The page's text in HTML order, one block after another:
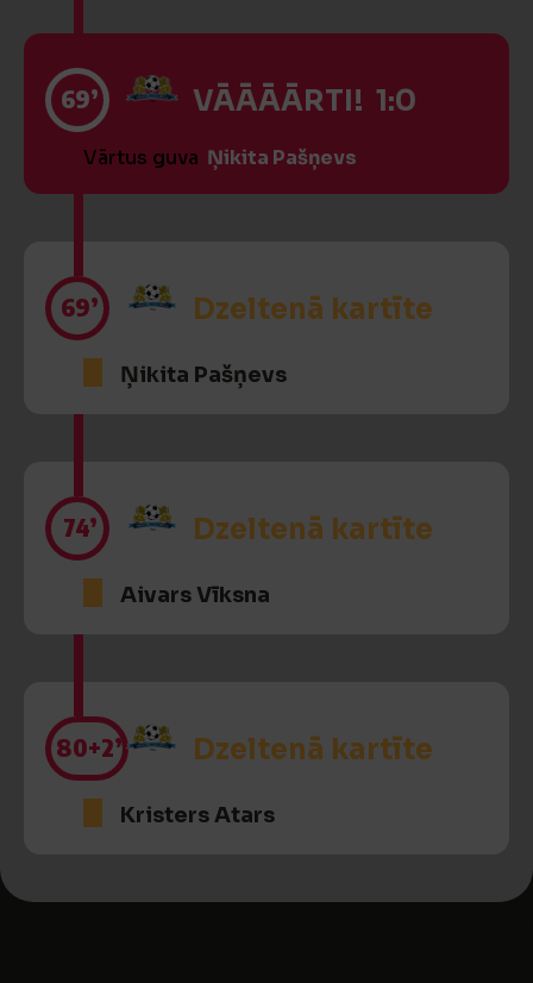
69’ VĀĀĀĀRTI! 1:0
Vārtus guva Ņikita Pašņevs
69’ Dzeltenā kartīte
Ņikita Pašņevs
74’ Dzeltenā kartīte
Aivars Vīksna
80+2’ Dzeltenā kartīte
Kristers Atars